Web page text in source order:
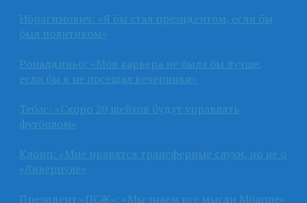
Ибрагимович: «Я бы стал президентом, если бы
был политиком»
Роналдиньо: «Моя карьера не была бы лучше,
если бы я не посещал вечеринки»
Тебас: «Скоро 20 шейхов будут управлять
футболом»
Клопп: «Мне нравятся трансферные слухи, но не о
«Ливерпуле»
Президент «ПСЖ»: «Мы знаем все мысли Мбаппе»